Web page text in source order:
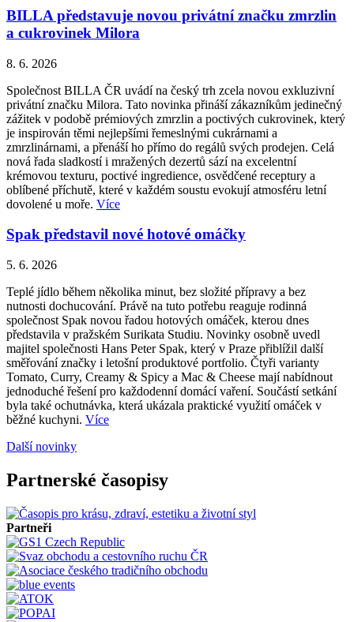
BILLA představuje novou privátní značku zmrzlin
a cukrovinek Milora
8. 6. 2026
Společnost BILLA ČR uvádí na český trh zcela novou exkluzivní
privátní značku Milora. Tato novinka přináší zákazníkům jedinečný
zážitek v podobě prémiových zmrzlin a poctivých cukrovinek, který
je inspirován těmi nejlepšími řemeslnými cukrárnami a
zmrzlinárnami, a přenáší ho přímo do regálů svých prodejen. Celá
nová řada sladkostí i mražených dezertů sází na excelentní
krémovou texturu, poctivé ingredience, osvědčené receptury a
oblíbené příchutě, které v každém soustu evokují atmosféru letní
dovolené u moře. Více
Spak představil nové hotové omáčky
5. 6. 2026
Teplé jídlo během několika minut, bez složité přípravy a bez
nutnosti dochucování. Právě na tuto potřebu reaguje rodinná
společnost Spak novou řadou hotových omáček, kterou dnes
představila v pražském Surikata Studiu. Novinky osobně uvedl
majitel společnosti Hans Peter Spak, který v Praze přiblížil další
směřování značky i letošní produktové portfolio. Čtyři varianty
Tomato, Curry, Creamy & Spicy a Mac & Cheese mají nabídnout
jednoduché řešení pro každodenní domácí vaření. Součástí setkání
byla také ochutnávka, která ukázala praktické využití omáček v
běžné kuchyni. Více
Další novinky
Partnerské časopisy
Partneři